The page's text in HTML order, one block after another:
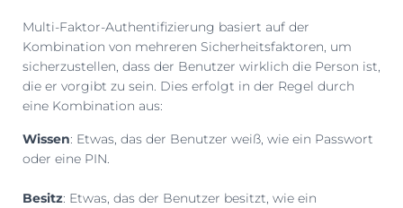
Multi-Faktor-Authentifizierung basiert auf der
Kombination von mehreren Sicherheitsfaktoren, um
sicherzustellen, dass der Benutzer wirklich die Person ist,
die er vorgibt zu sein. Dies erfolgt in der Regel durch
eine Kombination aus:
Wissen: Etwas, das der Benutzer weiß, wie ein Passwort
oder eine PIN.
Besitz: Etwas, das der Benutzer besitzt, wie ein